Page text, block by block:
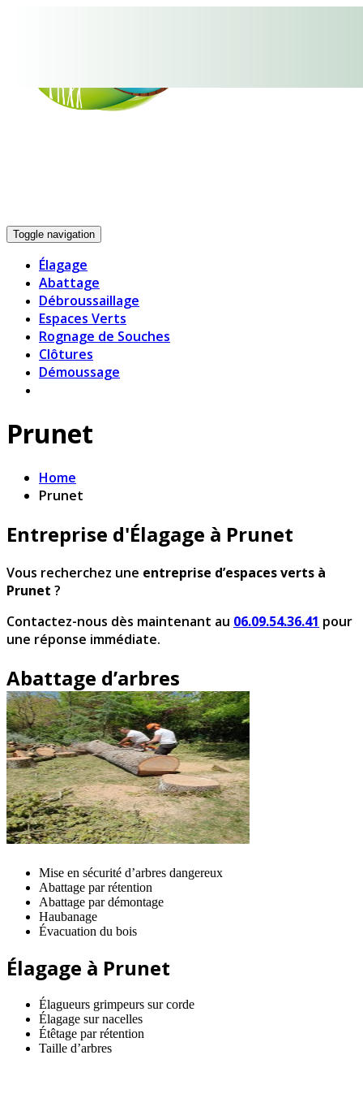
Toggle navigation
Élagage
Abattage
Débroussaillage
Espaces Verts
Rognage de Souches
Clôtures
Démoussage
Prunet
Home
Prunet
Entreprise d'Élagage à Prunet
Vous recherchez une entreprise d’espaces verts à
Prunet ?
Contactez-nous dès maintenant au 06.09.54.36.41 pour
une réponse immédiate.
Abattage d’arbres
Mise en sécurité d’arbres dangereux
Abattage par rétention
Abattage par démontage
Haubanage
Évacuation du bois
Élagage à Prunet
Élagueurs grimpeurs sur corde
Élagage sur nacelles
Étêtage par rétention
Taille d’arbres